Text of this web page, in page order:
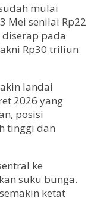
mulai
Mei senilai Rp22
pada
Rp30 triliun
landai
2026 yang
posisi
tinggi dan
ke
suku bunga.
ketat